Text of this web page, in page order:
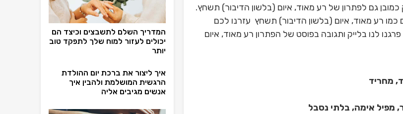
גם לפתרון של רע מאוד, איום (בלשון הדיבור) תשחץ.
רע מאוד, איום (בלשון הדיבור) תשחץ עזרנו לכם
לנו בלייק ותגובה בפוסט של הפתרון רע מאוד, איום
המדריך השלם לתשבצים וכיצד הם
יכולים לעזור למוח שלך לתפקד טוב
יותר
איך ליצור את ברכת יום ההולדת
הרגשית המושלמת ולהבין איך
אנשים מגיבים אליה